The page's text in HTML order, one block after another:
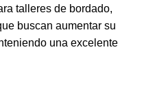
talleres de bordado,
buscan aumentar su
una excelente